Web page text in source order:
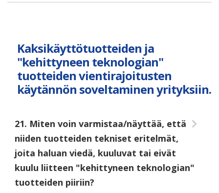
Kaksikäyttötuotteiden ja
"kehittyneen teknologian"
tuotteiden vientirajoitusten
käytännön soveltaminen yrityksiin.
21. Miten voin varmistaa/näyttää, että
niiden tuotteiden tekniset eritelmät,
joita haluan viedä, kuuluvat tai eivät
kuulu liitteen "kehittyneen teknologian"
tuotteiden piiriin?